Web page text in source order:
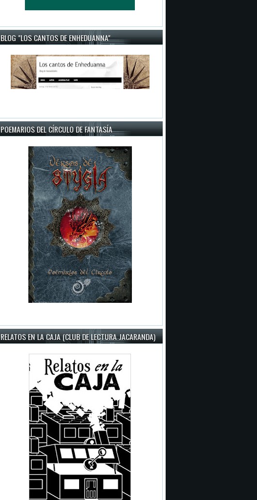
BLOG "LOS CANTOS DE ENHEDUANNA"
POEMARIOS DEL CÍRCULO DE FANTASÍA
RELATOS EN LA CAJA (CLUB DE LECTURA JACARANDA)